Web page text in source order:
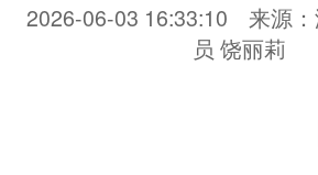
2026-06-03 16:33:10 来源
员 饶丽莉